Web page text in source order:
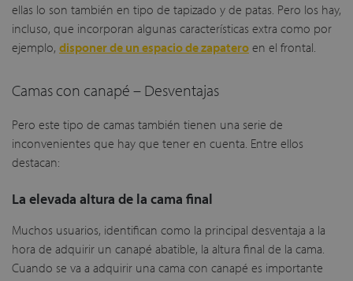
ellas lo son también en tipo de tapizado y de patas. Pero los hay,
incluso, que incorporan algunas características extra como por
ejemplo, disponer de un espacio de zapatero en el frontal.
Camas con canapé – Desventajas
Pero este tipo de camas también tienen una serie de
inconvenientes que hay que tener en cuenta. Entre ellos
destacan:
La elevada altura de la cama final
Muchos usuarios, identifican como la principal desventaja a la
hora de adquirir un canapé abatible, la altura final de la cama.
Cuando se va a adquirir una cama con canapé es importante